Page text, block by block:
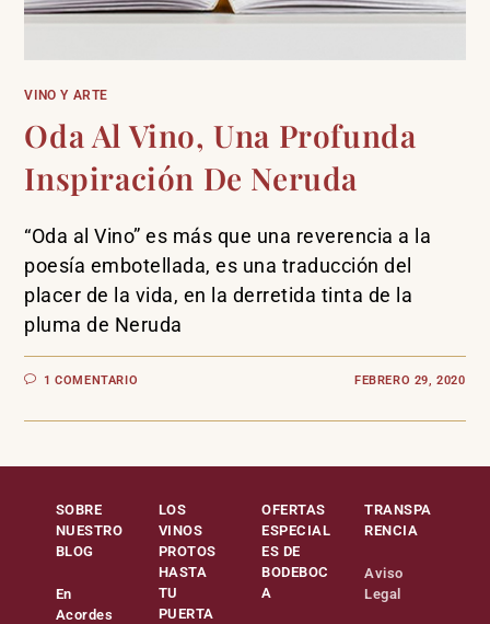
VINO Y ARTE
Oda Al Vino, Una Profunda
Inspiración De Neruda
“Oda al Vino” es más que una reverencia a la
poesía embotellada, es una traducción del
placer de la vida, en la derretida tinta de la
pluma de Neruda
1 COMENTARIO FEBRERO 29, 2020
SOBRE
NUESTRO
BLOG
En
Acordes
LOS
VINOS
PROTOS
HASTA
TU
PUERTA
OFERTAS
ESPECIAL
ES DE
BODEBOC
A
TRANSPA
RENCIA
Aviso
Legal